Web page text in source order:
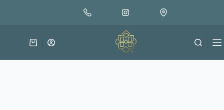
متوفر في المخزون
إضافة إلى السلة
عربة